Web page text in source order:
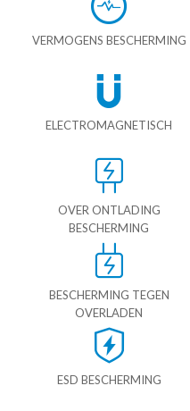
VERMOGENS BESCHERMING
ELECTROMAGNETISCH
OVER ONTLADING
BESCHERMING
BESCHERMING TEGEN
OVERLADEN
ESD BESCHERMING